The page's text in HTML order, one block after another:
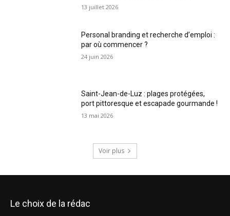
13 juillet 2026
Personal branding et recherche d’emploi :
par où commencer ?
24 juin 2026
Saint-Jean-de-Luz : plages protégées,
port pittoresque et escapade gourmande !
13 mai 2026
Voir plus
Le choix de la rédac